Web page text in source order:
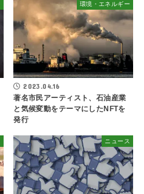
環境・エネルギー
2023.04.16
著名市民アーティスト、石油産業
と気候変動をテーマにしたNFTを
発行
ニュース